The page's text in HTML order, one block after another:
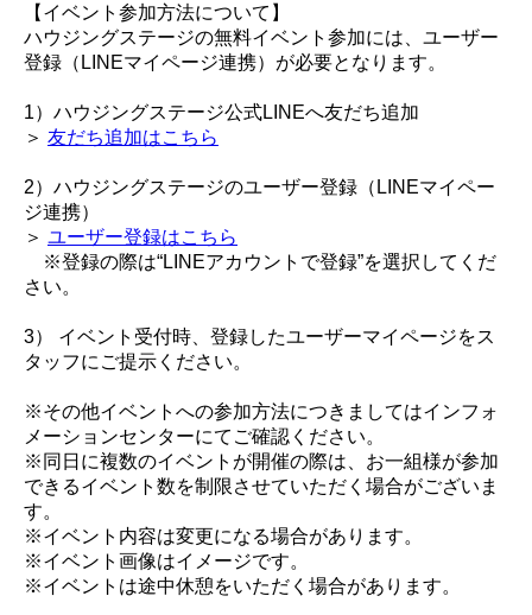
【イベント参加方法について】
ハウジングステージの無料イベント参加には、ユーザー
登録（LINEマイページ連携）が必要となります。
1）ハウジングステージ公式LINEへ友だち追加
＞ 友だち追加はこちら
2）ハウジングステージのユーザー登録（LINEマイペー
ジ連携）
＞ ユーザー登録はこちら
※登録の際は“LINEアカウントで登録”を選択してくだ
さい。
3） イベント受付時、登録したユーザーマイページをス
タッフにご提示ください。
※その他イベントへの参加方法につきましてはインフォ
メーションセンターにてご確認ください。
※同日に複数のイベントが開催の際は、お一組様が参加
できるイベント数を制限させていただく場合がございま
す。
※イベント内容は変更になる場合があります。
※イベント画像はイメージです。
※イベントは途中休憩をいただく場合があります。